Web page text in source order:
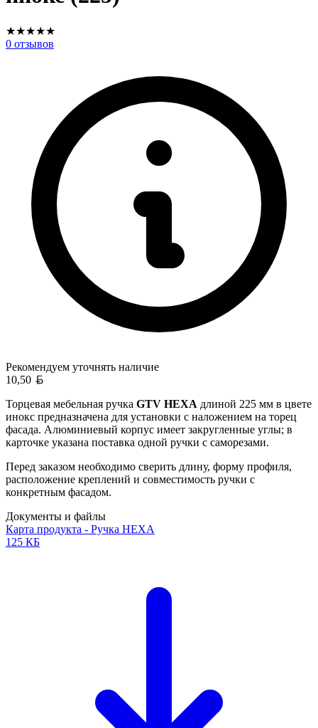
★★★★★
0 отзывов
Рекомендуем уточнять наличие
10,50
Торцевая мебельная ручка GTV HEXA длиной 225 мм в цвете
инокс предназначена для установки с наложением на торец
фасада. Алюминиевый корпус имеет закругленные углы; в
карточке указана поставка одной ручки с саморезами.
Перед заказом необходимо сверить длину, форму профиля,
расположение креплений и совместимость ручки с
конкретным фасадом.
Документы и файлы
Карта продукта - Ручка HEXA
125 КБ